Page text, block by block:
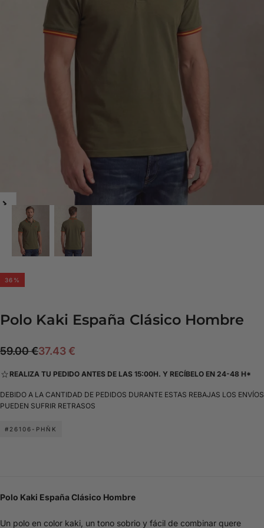
36 %
Polo Kaki España Clásico Hombre
37.43
Precio
59.00 €Precio
37.43 €
REALIZA TU PEDIDO ANTES DE LAS 15:00H. Y RECÍBELO EN 24-48 H*
DEBIDO A LA CANTIDAD DE PEDIDOS DURANTE ESTAS REBAJAS LOS ENVÍOS
PUEDEN SUFRIR RETRASOS
#26106-PHÑK
Polo Kaki España Clásico Hombre
Un polo en color kaki, un tono sobrio y fácil de combinar quere